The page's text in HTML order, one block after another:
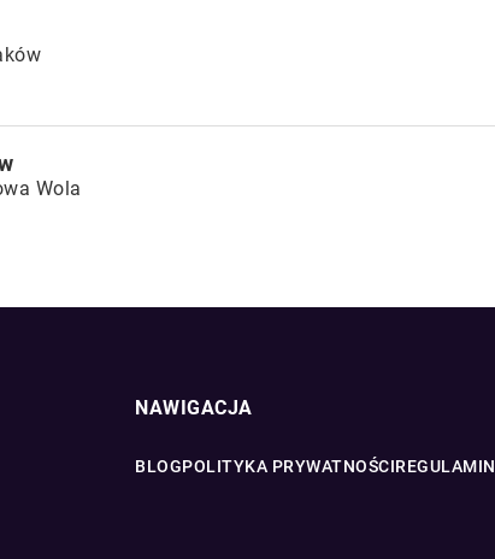
Wola
NAWIGACJA
BLOGPOLITYKA PRYWATNOŚCIREGULAMIN